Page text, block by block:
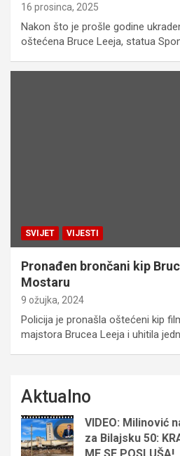
16 prosinca, 2025
Nakon što je prošle godine
oštećena Bruce Leeja, statua
SVIJET VIJESTI
Pronađen brončani kip
Mostaru
9 ožujka, 2024
Policija je pronašla oštećeni kip
majstora Brucea Leeja i uhitila
Aktualno
VIDEO: Milinović
za Bilajsku 50:
ME SE POSLUŠA!